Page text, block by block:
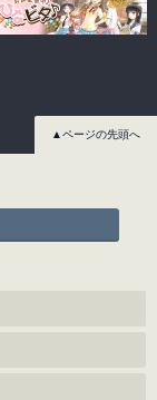
▲ページの先頭へ